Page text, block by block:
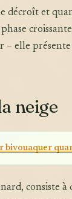
décroît et
croissante
elle
neige
bivouaquer
consiste à